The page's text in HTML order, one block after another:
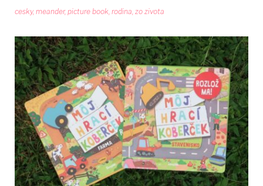
cesky, meander, picture book, rodina, zo zivota